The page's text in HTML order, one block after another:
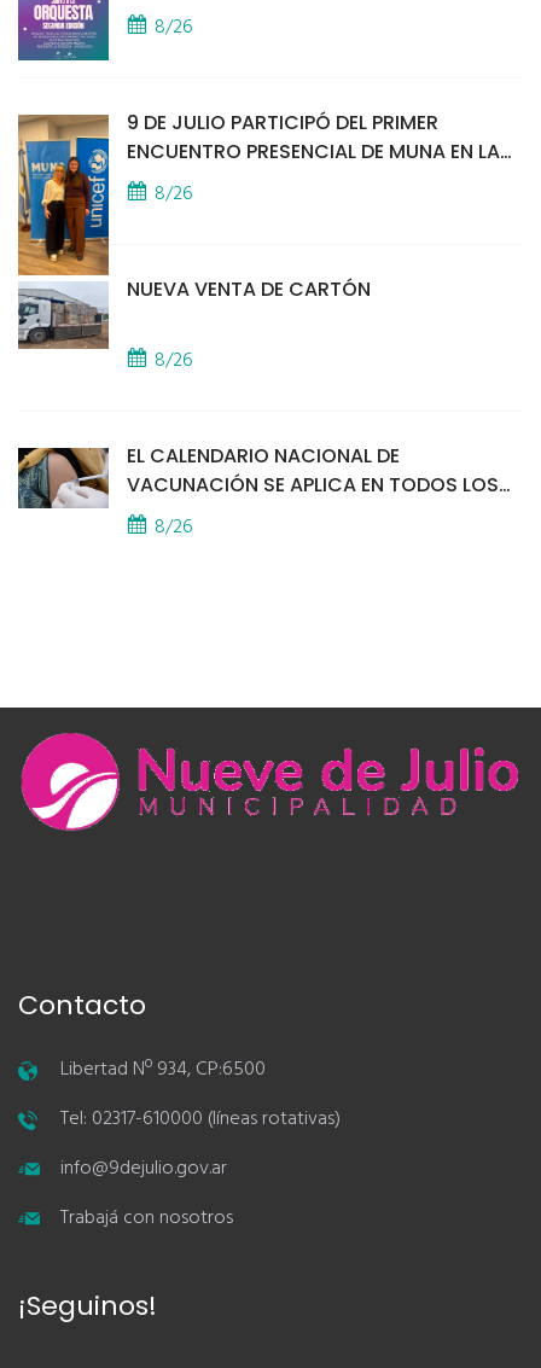
8/26
9 DE JULIO PARTICIPÓ DEL PRIMER
ENCUENTRO PRESENCIAL DE MUNA EN LA
SEDE DE UNICEF
8/26
NUEVA VENTA DE CARTÓN
8/26
EL CALENDARIO NACIONAL DE
VACUNACIÓN SE APLICA EN TODOS LOS
CAPS
8/26
Contacto
Libertad Nº 934, CP:6500
Tel: 02317-610000 (líneas rotativas)
info@9dejulio.gov.ar
Trabajá con nosotros
¡Seguinos!